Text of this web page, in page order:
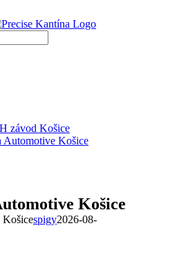
závod Košice
Automotive Košice
Košice
Košicespigy2026-08-